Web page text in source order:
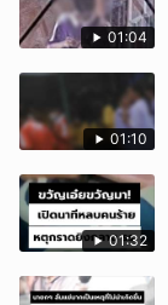
01:04
01:10
01:32